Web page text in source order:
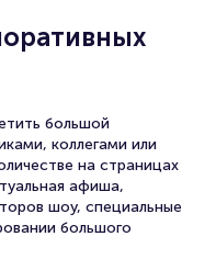
большой
коллегами или
на страницах
афиша,
шоу, специальные
большого